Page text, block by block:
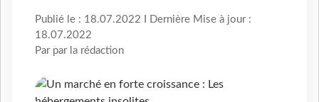
Publié le : 18.07.2022 I Dernière Mise à jour :
18.07.2022
Par par la rédaction